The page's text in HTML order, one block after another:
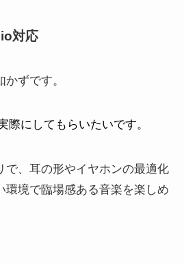
対応
ずです。
際にしてもらいたいです。
で、耳の形やイヤホンの最適化
環境で臨場感ある音楽を楽しめ